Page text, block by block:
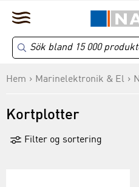
Hem Marinelektronik & El
Kortplotter
Filter og sortering